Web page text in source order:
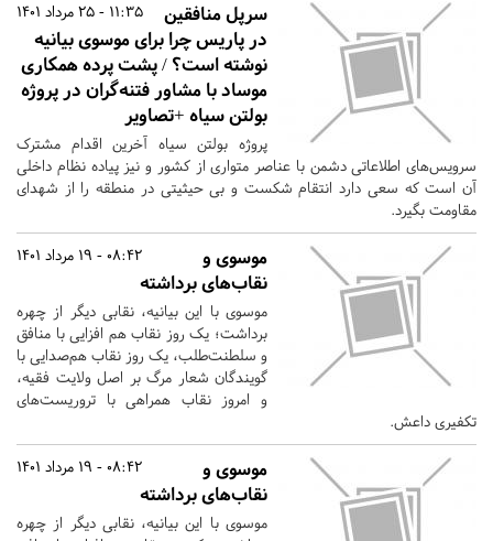
11:35 - 25 مرداد 1401
سرپل منافقین
در پاریس چرا برای موسوی بیانیه
نوشته است؟ / پشت پرده همکاری
موساد با مشاور فتنه‌گران در پروژه
بولتن سیاه +تصاویر
پروژه بولتن سیاه آخرین اقدام مشترک
سرویس‌های اطلاعاتی دشمن با عناصر متواری از کشور و نیز پیاده نظام داخلی
آن است که سعی دارد انتقام شکست و بی حیثیتی در منطقه را از شهدای
مقاومت بگیرد.
08:42 - 19 مرداد 1401
موسوی و
نقاب‌های برداشته
موسوی با این بیانیه، نقابی دیگر از چهره
برداشت؛ یک روز نقاب هم افزایی با منافق
و سلطنت‌طلب، یک روز نقاب هم‌صدایی با
گویندگان شعار مرگ بر اصل ولایت فقیه،
و امروز نقاب همراهی با تروریست‌های
تکفیری داعش.
08:42 - 19 مرداد 1401
موسوی و
نقاب‌های برداشته
موسوی با این بیانیه، نقابی دیگر از چهره